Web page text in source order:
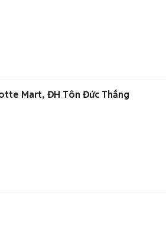
Mart, ĐH Tôn Đức Thắng